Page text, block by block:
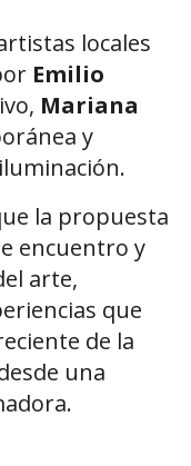
locales
Emilio
Mariana
y
la propuesta
encuentro y
arte,
que
de la
una